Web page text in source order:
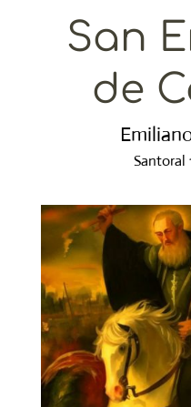
San
de
Santoral